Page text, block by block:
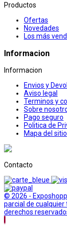
Productos
Ofertas
Novedades
Los más
Informacion
Informacion
Envios y
Aviso legal
Terminos y
Sobre
Pago seguro
Politica de
Mapa del sitio
Contacto
© 2026 -
parcial de
derechos